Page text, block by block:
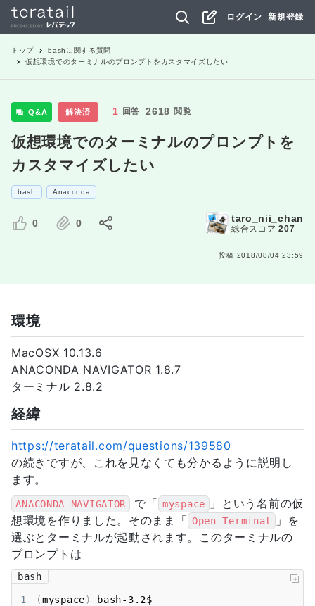
ログイン 新規登録
トップ bash に関する質問
仮想環境でのターミナルのプロンプトをカスタマイズしたい
Q&A 解決済 1 回答 2618 閲覧
仮想環境でのターミナルのプロンプトを
カスタマイズしたい
bash Anaconda
0 0 taro_nii_chan
総合スコア 207
投稿 2018/08/04 23:59
環境
MacOSX 10.13.6
ANACONDA NAVIGATOR 1.8.7
ターミナル 2.8.2
経緯
https://teratail.com/questions/139580
の続きですが、これを見なくても分かるように説明し
ます。
ANACONDA NAVIGATOR で「 myspace
」という名前の仮
想環境を作りました。そのまま「 Open Terminal
」を
選ぶとターミナルが起動されます。このターミナルの
プロンプトは
bash
1 (myspace) bash-3.2$